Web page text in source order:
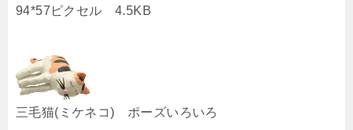
94*57ピクセル 4.5KB
三毛猫(ミケネコ) ポーズいろいろ